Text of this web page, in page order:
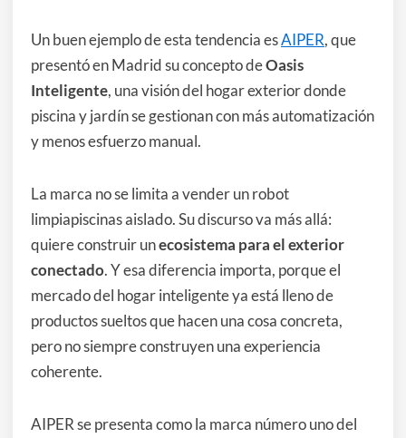
Un buen ejemplo de esta tendencia esAIPER, que
presentó en Madrid su concepto deOasis
Inteligente, una visión del hogar exterior donde
piscina y jardín se gestionan con más automatización
y menos esfuerzo manual.
La marca no se limita a vender un robot
limpiapiscinas aislado. Su discurso va más allá:
quiere construir unecosistema para el exterior
conectado. Y esa diferencia importa, porque el
mercado del hogar inteligente ya está lleno de
productos sueltos que hacen una cosa concreta,
pero no siempre construyen una experiencia
coherente.
AIPER se presenta como la marca número uno del